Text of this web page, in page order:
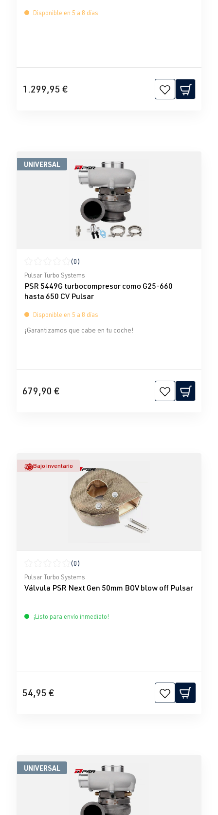
Disponible en 5 a 8 días
1.299,95 €
UNIVERSAL
Calificación promedio de 0 de 5 estrellas
(0)
Pulsar Turbo Systems
PSR 5449G turbocompresor como G25-660
hasta 650 CV Pulsar
Disponible en 5 a 8 días
¡Garantizamos que cabe en tu coche!
679,90 €
Bajo inventario
Calificación promedio de 0 de 5 estrellas
(0)
Pulsar Turbo Systems
Válvula PSR Next Gen 50mm BOV blow off Pulsar
¡Listo para envío inmediato!
54,95 €
UNIVERSAL